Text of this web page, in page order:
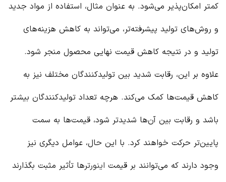
کمتر امکان‌پذیر می‌شود. به عنوان مثال، استفاده از مواد جدید
و روش‌های تولید پیشرفته‌تر، می‌تواند به کاهش هزینه‌های
تولید و در نتیجه کاهش قیمت نهایی محصول منجر شود.
علاوه بر این، رقابت شدید بین تولیدکنندگان مختلف نیز به
کاهش قیمت‌ها کمک می‌کند. هرچه تعداد تولیدکنندگان بیشتر
باشد و رقابت بین آن‌ها شدیدتر شود، قیمت‌ها به سمت
پایین‌تر حرکت خواهند کرد. با این حال، عوامل دیگری نیز
وجود دارند که می‌توانند بر قیمت اینورترها تأثیر مثبت بگذارند